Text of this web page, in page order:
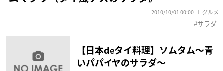
2010/10/01 00:00 グルメ
サラダ
【日本deタイ料理】ソムタム～青
いパパイヤのサラダ～